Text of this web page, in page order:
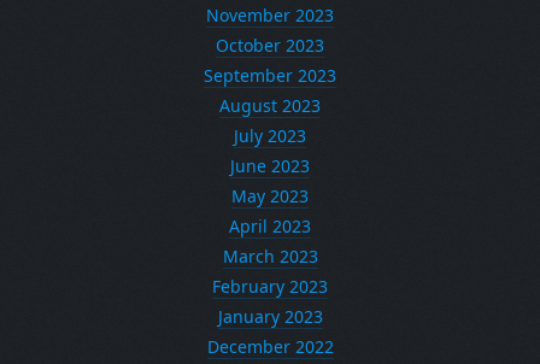
November 2023
October 2023
September 2023
August 2023
July 2023
June 2023
May 2023
April 2023
March 2023
February 2023
January 2023
December 2022